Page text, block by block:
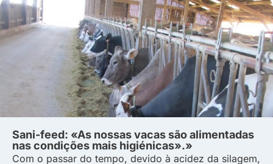
Sani-feed: «As nossas vacas são alimentadas
nas condições mais higiénicas».»
Com o passar do tempo, devido à acidez da silagem,